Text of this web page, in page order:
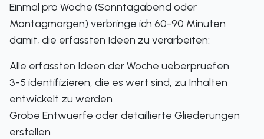
Einmal pro Woche (Sonntagabend oder
Montagmorgen) verbringe ich 60-90 Minuten
damit, die erfassten Ideen zu verarbeiten:
Alle erfassten Ideen der Woche ueberpruefen
3-5 identifizieren, die es wert sind, zu Inhalten
entwickelt zu werden
Grobe Entwuerfe oder detaillierte Gliederungen
erstellen